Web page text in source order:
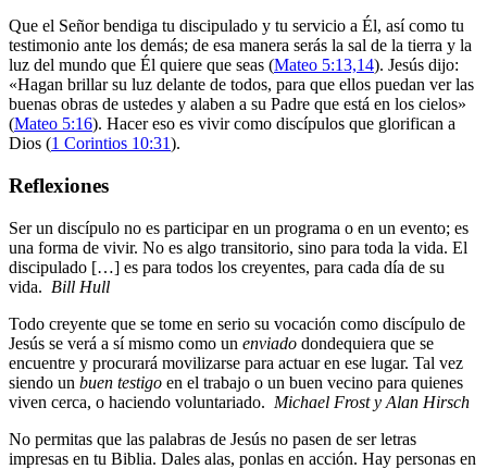
Que el Señor bendiga tu discipulado y tu servicio a Él, así como tu
testimonio ante los demás; de esa manera serás la sal de la tierra y la
luz del mundo que Él quiere que seas (Mateo 5:13,14). Jesús dijo:
«Hagan brillar su luz delante de todos, para que ellos puedan ver las
buenas obras de ustedes y alaben a su Padre que está en los cielos»
(Mateo 5:16). Hacer eso es vivir como discípulos que glorifican a
Dios (1 Corintios 10:31).
Reflexiones
Ser un discípulo no es participar en un programa o en un evento; es
una forma de vivir. No es algo transitorio, sino para toda la vida. El
discipulado […] es para todos los creyentes, para cada día de su
vida. Bill Hull
Todo creyente que se tome en serio su vocación como discípulo de
Jesús se verá a sí mismo como un enviado dondequiera que se
encuentre y procurará movilizarse para actuar en ese lugar. Tal vez
siendo un buen testigo en el trabajo o un buen vecino para quienes
viven cerca, o haciendo voluntariado. Michael Frost y Alan Hirsch
No permitas que las palabras de Jesús no pasen de ser letras
impresas en tu Biblia. Dales alas, ponlas en acción. Hay personas en